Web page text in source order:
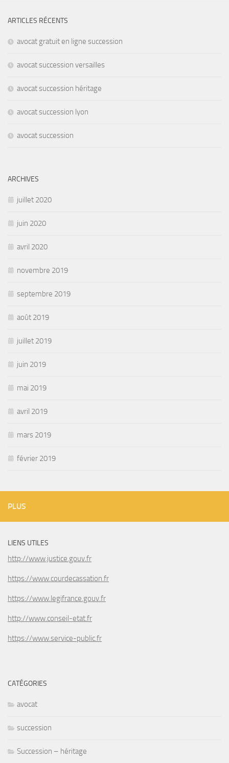
ARTICLES RÉCENTS
avocat gratuit en ligne succession
avocat succession versailles
avocat succession héritage
avocat succession lyon
avocat succession
ARCHIVES
juillet 2020
juin 2020
avril 2020
novembre 2019
septembre 2019
août 2019
juillet 2019
juin 2019
mai 2019
avril 2019
mars 2019
février 2019
PLUS
LIENS UTILES
http://www.justice.gouv.fr
https://www.courdecassation.fr
https://www.legifrance.gouv.fr
http://www.conseil-etat.fr
https://www.service-public.fr
CATÉGORIES
avocat
succession
Succession – héritage